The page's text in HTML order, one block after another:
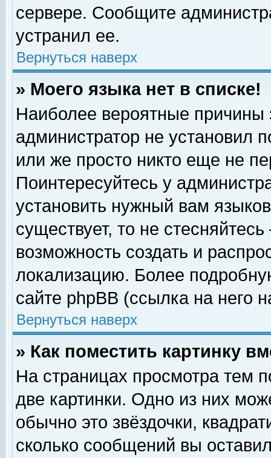
сервере. Сообщите
устранил ее.
Вернуться наверх
» Моего языка нет в списке!
Наиболее вероятные причины
администратор не установил
или же просто никто еще не
Поинтересуйтесь у
установить нужный вам
существует, то не
возможность создать и
локализацию. Более
сайте phpBB (ссылка на него
Вернуться наверх
» Как поместить картинку
На страницах просмотра тем
две картинки. Одно из них
обычно это звёздочки,
сколько сообщений вы